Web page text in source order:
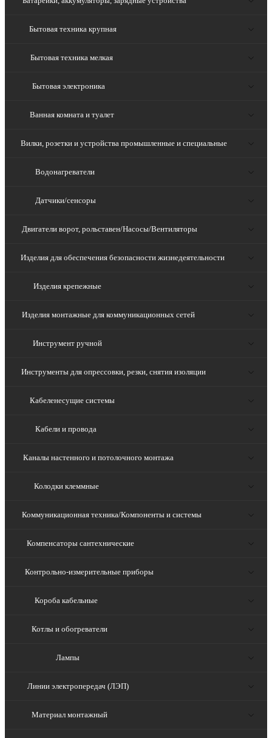
Бытовая техника крупная
Бытовая техника мелкая
Бытовая электроника
Ванная комната и туалет
Вилки, розетки и устройства промышленные и специальные
Водонагреватели
Датчики/сенсоры
Двигатели ворот, рольставен/Насосы/Вентиляторы
Изделия для обеспечения безопасности жизнедеятельности
Изделия крепежные
Изделия монтажные для коммуникационных сетей
Инструмент ручной
Инструменты для опрессовки, резки, снятия изоляции
Кабеленесущие системы
Кабели и провода
Каналы настенного и потолочного монтажа
Колодки клеммные
Коммуникационная техника/Компоненты и системы
Компенсаторы сантехнические
Контрольно-измерительные приборы
Короба кабельные
Котлы и обогреватели
Лампы
Линии электропередач (ЛЭП)
Материал монтажный